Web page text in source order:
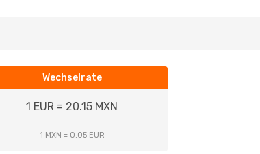
Wechselrate
1 EUR = 20.15 MXN
1 MXN = 0.05 EUR